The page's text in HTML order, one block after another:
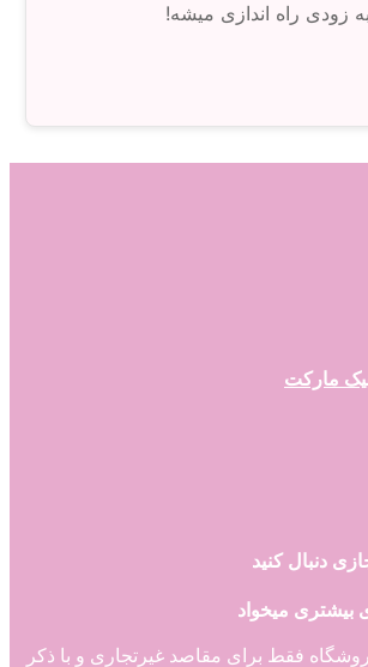
زودی راه اندازی میشه!
مارکت
دنبال کنید
بیشتری میخواد
فقط برای مقاصد غیرتجاری و با ذکر